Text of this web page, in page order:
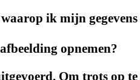
ik mijn gegevens
opnemen?
Om trots op te